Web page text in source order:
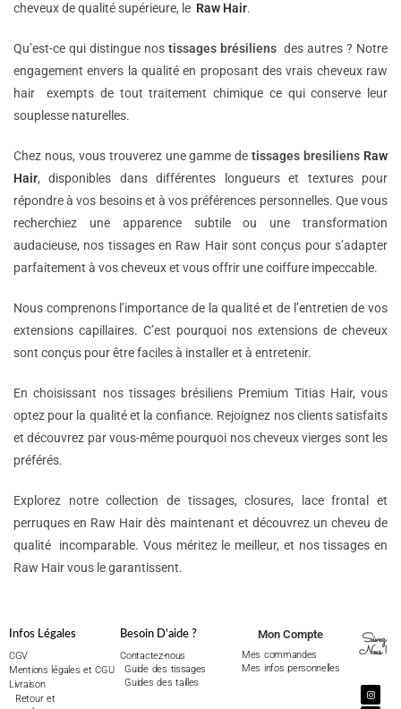
cheveux de qualité supérieure, le Raw Hair.
Qu’est-ce qui distingue nos tissages brésiliens des autres ? Notre
engagement envers la qualité en proposant des vrais cheveux raw
hair exempts de tout traitement chimique ce qui conserve leur
souplesse naturelles.
Chez nous, vous trouverez une gamme detissages bresiliens Raw
Hair, disponibles dans différentes longueurs et textures pour
répondre à vos besoins et à vos préférences personnelles. Que vous
recherchiez une apparence subtile ou une transformation
audacieuse, nos tissages en Raw Hair sont conçus pour s’adapter
parfaitement à vos cheveux et vous offrir une coiffure impeccable.
Nous comprenons l’importance de la qualité et de l’entretien de vos
extensions capillaires. C’est pourquoi nos extensions de cheveux
sont conçus pour être faciles à installer et à entretenir.
En choisissant nos tissages brésiliens Premium Titias Hair, vous
optez pour la qualité et la confiance. Rejoignez nos clients satisfaits
et découvrez par vous-même pourquoi nos cheveux vierges sont les
préférés.
Explorez notre collection de tissages, closures, lace frontal et
perruques en Raw Hair dès maintenant et découvrez un cheveu de
qualité incomparable. Vous méritez le meilleur, et nos tissages en
Raw Hair vous le garantissent.
Infos Légales
CGV
Mentions légales et CGU
Livraison
Retour et
Besoin D'aide ?
Contactez-nous
Guide des tissages
Guides des tailles
Mon Compte
Mes commandes
Mes infos personnelles
Suivez
Nous !